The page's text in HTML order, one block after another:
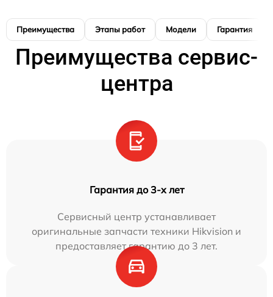
Преимущества Этапы работ Модели Гарантия
Преимущества сервис-
центра
Гарантия до 3-х лет
Сервисный центр устанавливает
оригинальные запчасти техники Hikvision и
предоставляет гарантию до 3 лет.